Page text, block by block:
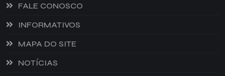
FALE CONOSCO
INFORMATIVOS
MAPA DO SITE
NOTÍCIAS